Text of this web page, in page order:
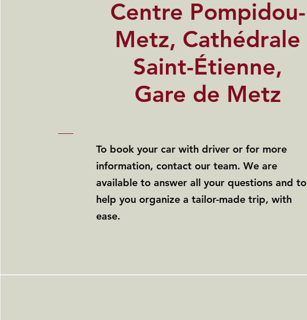
Centre Pompidou-
Metz, Cathédrale
Saint-Étienne,
Gare de Metz
To book your car with driver or for more
information, contact our team. We are
available to answer all your questions and to
help you organize a tailor-made trip, with
ease.